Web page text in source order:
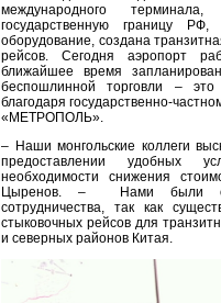
международного
государственную границу
оборудование, создана
рейсов. Сегодня аэропорт
ближайшее время
беспошлинной торговли –
благодаря государственно-
«МЕТРОПОЛЬ».
– Наши монгольские коллеги
предоставлении удобных
необходимости снижения
Цыренов. – Нами были
сотрудничества, так как
стыковочных рейсов для
и северных районов Китая.